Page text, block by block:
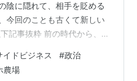
陰に隠れて、相手を貶める
今回のことも古くて新しい
記事抜粋 前の時代から、候
化してきたことです。怪文
う物理的制約がありました
イドビジネス #政治
農場